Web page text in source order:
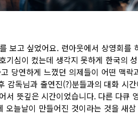
보고 싶었어요. 런아웃에서 상영회를
심이 컸는데 생각지 못하게 한국의
당연하게 느꼈던 의제들이 어떤 맥락
감독님과 출연진(?)분들과의 대화 시
서 뜻깊은 시간이었습니다. 다른 다큐
늘날이 만들어진 것이라는 것을 새